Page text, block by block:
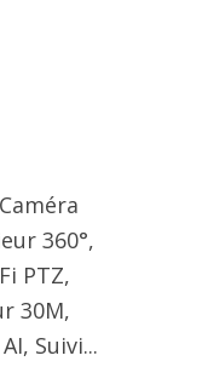
360°,
PTZ,
30M,
Suivi...